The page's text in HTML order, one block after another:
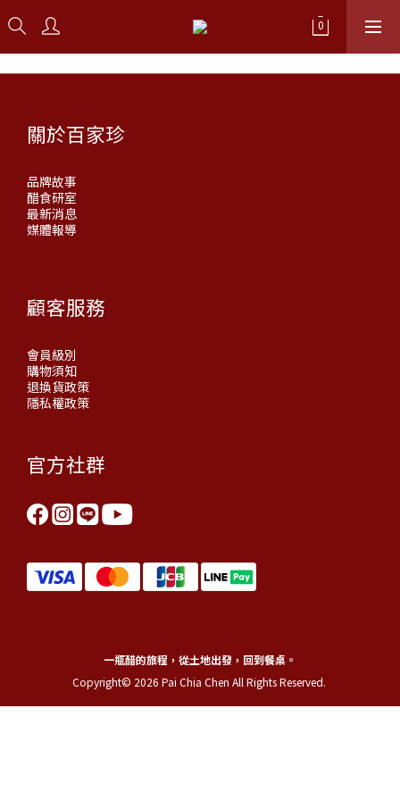
關於百家珍
品牌故事
醋食研室
最新消息
媒體報導
顧客服務
會員級別
購物須知
退換貨政策
隱私權政策
官方社群
一瓶醋的旅程，從土地出發，回到餐桌。
Copyright© 2026 Pai Chia Chen All Rights Reserved.